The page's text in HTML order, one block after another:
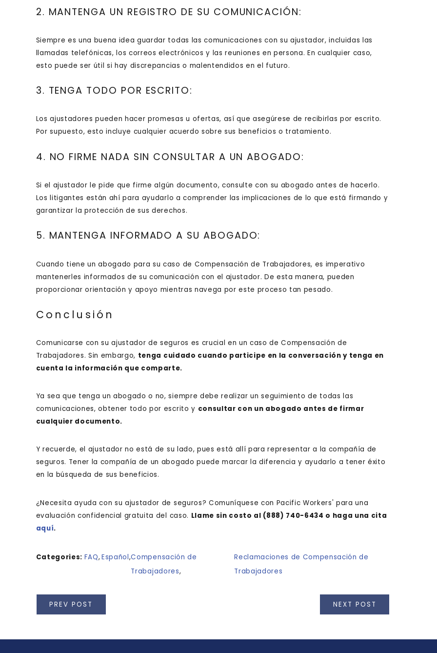
2. MANTENGA UN REGISTRO DE SU COMUNICACIÓN:
Siempre es una buena idea guardar todas las comunicaciones con su ajustador, incluidas las
llamadas telefónicas, los correos electrónicos y las reuniones en persona. En cualquier caso,
esto puede ser útil si hay discrepancias o malentendidos en el futuro.
3. TENGA TODO POR ESCRITO:
Los ajustadores pueden hacer promesas u ofertas, así que asegúrese de recibirlas por escrito.
Por supuesto, esto incluye cualquier acuerdo sobre sus beneficios o tratamiento.
4. NO FIRME NADA SIN CONSULTAR A UN ABOGADO:
Si el ajustador le pide que firme algún documento, consulte con su abogado antes de hacerlo.
Los litigantes están ahí para ayudarlo a comprender las implicaciones de lo que está firmando y
garantizar la protección de sus derechos.
5. MANTENGA INFORMADO A SU ABOGADO:
Cuando tiene un abogado para su caso de Compensación de Trabajadores, es imperativo
mantenerles informados de su comunicación con el ajustador. De esta manera, pueden
proporcionar orientación y apoyo mientras navega por este proceso tan pesado.
Conclusión
Comunicarse con su ajustador de seguros es crucial en un caso de Compensación de
Trabajadores. Sin embargo, tenga cuidado cuando participe en la conversación y tenga en
cuenta la información que comparte.
Ya sea que tenga un abogado o no, siempre debe realizar un seguimiento de todas las
comunicaciones, obtener todo por escrito y consultar con un abogado antes de firmar
cualquier documento.
Y recuerde, el ajustador no está de su lado, pues está allí para representar a la compañía de
seguros. Tener la compañía de un abogado puede marcar la diferencia y ayudarlo a tener éxito
en la búsqueda de sus beneficios.
¿Necesita ayuda con su ajustador de seguros? Comuníquese con Pacific Workers' para una
evaluación confidencial gratuita del caso. Llame sin costo al (888) 740-6434 o haga una cita
aquí.
Categories: FAQ,Español,Compensación de
Trabajadores,
Reclamaciones de Compensación de
Trabajadores
PREV POST NEXT POST